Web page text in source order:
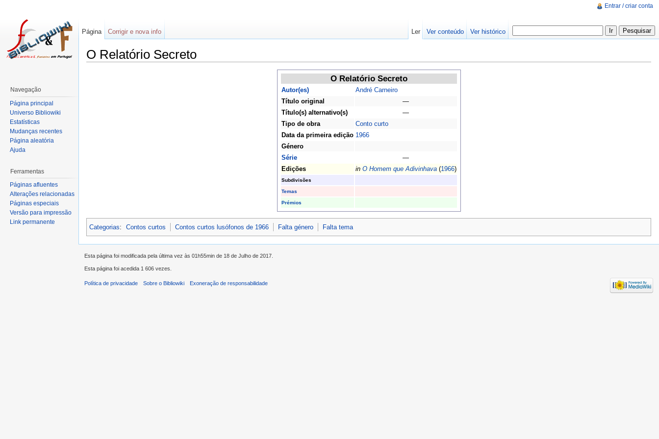
O Relatório Secreto
O Relatório Secreto
Autor(es)
André Carneiro
Título original
—
Título(s) alternativo(s)
—
Tipo de obra
Conto curto
Data da primeira edição 1966
Género
Série
—
Edições
in O Homem que Adivinhava(1966)
Subdivisões
Temas
Prémios
Categorias: Contos curtos Contos curtos lusófonos de 1966 Falta género Falta tema
Entrar / criar conta
Página Corrigir e nova info Ler Ver conteúdo Ver histórico
Navegação
Página principal
Universo Bibliowiki
Estatísticas
Mudanças recentes
Página aleatória
Ajuda
Ferramentas
Páginas afluentes
Alterações relacionadas
Páginas especiais
Versão para impressão
Link permanente
Esta página foi modificada pela última vez às 01h55min de 18 de Julho de 2017.
Esta página foi acedida 1 606 vezes.
Política de privacidade Sobre o Bibliowiki Exoneração de responsabilidade